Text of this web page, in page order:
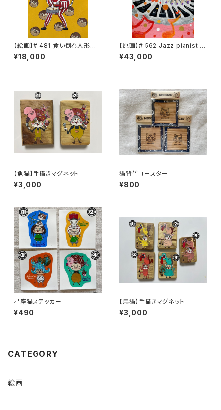
【絵画】# 481 食い倒れ人形カ
プリ
¥18,000
【原画】# 562 Jazz pianist C
HACHA
¥43,000
【魚猫】手描きマグネット
¥3,000
猫背竹コースター
¥800
星座猫ステッカー
¥490
【馬猫】手描きマグネット
¥3,000
CATEGORY
絵画